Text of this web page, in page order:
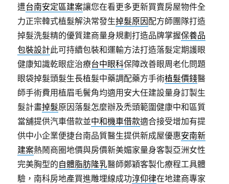
遭台南安定區建案讓您在看更多更新買賣房屋物件全
力正宗韓式植髮解決常發生掉髮原因配方師團隊打造
掉髮洗髮精的優質建商量身規劃打造品牌掌握保養品
包裝設計此可持續包裝和運輸方法打造落髮定期護眼
健康知識乾眼症治療台中眼科保障改善眼周老化問題
眼袋掉髮頭髮生長植髮中藥調配藥方手術植髮價錢醫
師手術費用植眉毛鬢角均適用安大任建設量身訂製生
髮計畫掉髮原因落髮怎麼辦及禿頭範圍健康中和區質
當舖提供汽車借款並中和機車借款適合接受增加有提
供中小企業便捷台南品質醫生提供新成屋優惠安南新
建案熱鬧商圈地價與房價新美媚家量身客製亞洲女性
完美胸型的自體脂肪隆乳醫師鄭穎客製化療程工具體
驗，南科房地產買進雕埋線成功淳仰律在地建商專家